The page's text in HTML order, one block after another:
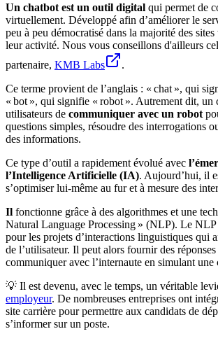
Un chatbot est un outil digital qui permet de
virtuellement. Développé afin d’améliorer le
peu à peu démocratisé dans la majorité des
leur activité. Nous vous conseillons d'ailleurs
partenaire, KMB Labs
.
Ce terme provient de l’anglais : « chat », qui
« bot », qui signifie « robot ». Autrement dit, un
utilisateurs de communiquer avec un robot
questions simples, résoudre des interrogations
des informations.
Ce type d’outil a rapidement évolué avec
l’Intelligence Artificielle (IA). Aujourd’hui, il
s’optimiser lui-même au fur et à mesure des
Il fonctionne grâce à des algorithmes et une
Natural Language Processing » (NLP). Le NLP
pour les projets d’interactions linguistiques qui
de l’utilisateur. Il peut alors fournir des
communiquer avec l’internaute en simulant une
💡 Il est devenu, avec le temps, un véritable
employeur. De nombreuses entreprises ont
site carrière pour permettre aux candidats de
s’informer sur un poste.